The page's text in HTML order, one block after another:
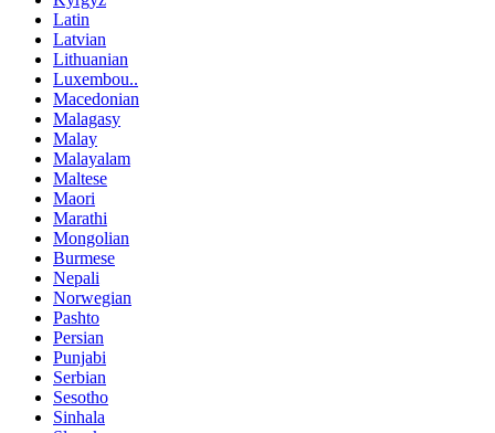
Latin
Latvian
Lithuanian
Luxembou..
Macedonian
Malagasy
Malay
Malayalam
Maltese
Maori
Marathi
Mongolian
Burmese
Nepali
Norwegian
Pashto
Persian
Punjabi
Serbian
Sesotho
Sinhala